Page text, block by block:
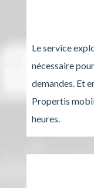
Le service
nécessaire
demandes. Et
Propertis
heures.